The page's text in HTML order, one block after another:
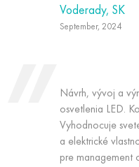
Voderady, SK
September, 2024
Návrh, vývoj a
osvetlenia LED.
Vyhodnocuje
a elektrické
pre management